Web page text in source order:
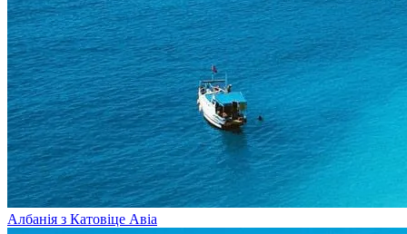
Албанія з Катовіце Авіа